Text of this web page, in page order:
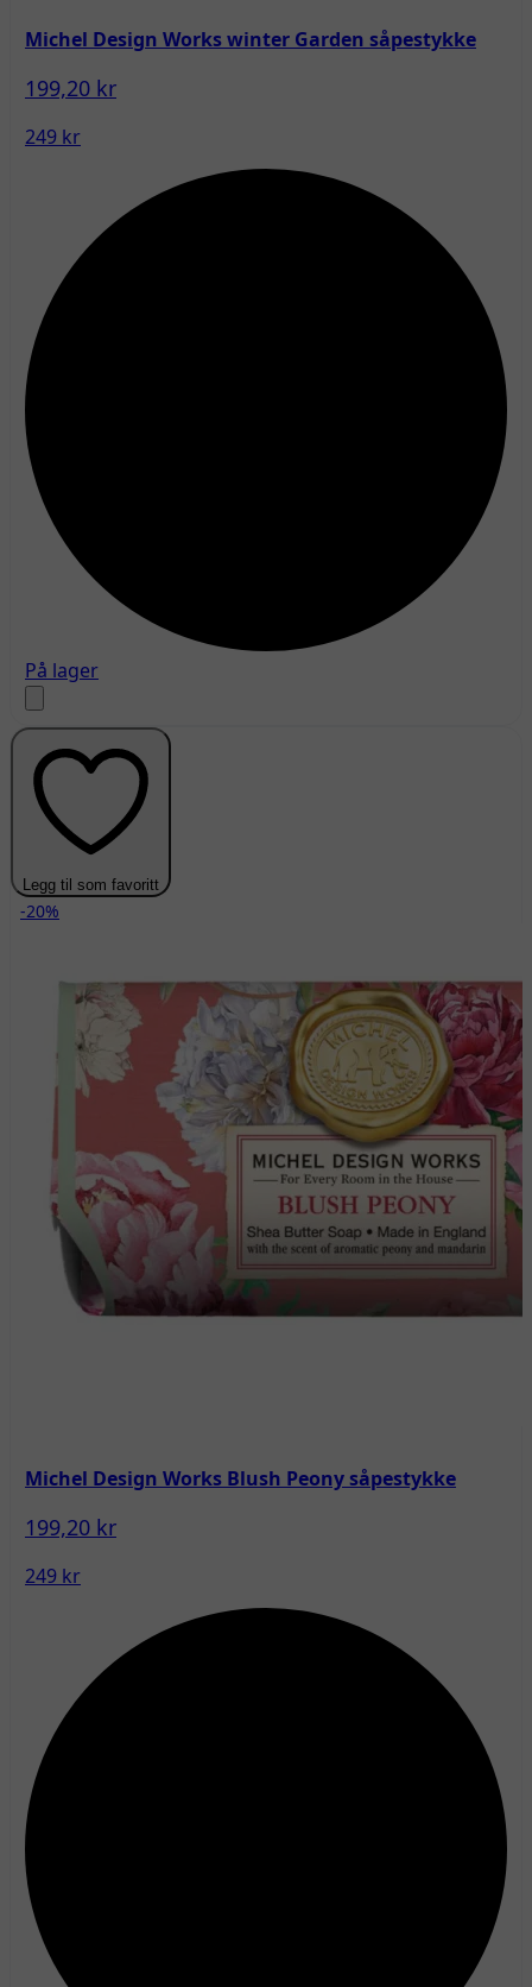
Michel Design Works winter Garden såpestykke
199,20 kr
249 kr
På lager
Legg til som favoritt
-20%
Michel Design Works Blush Peony såpestykke
199,20 kr
249 kr